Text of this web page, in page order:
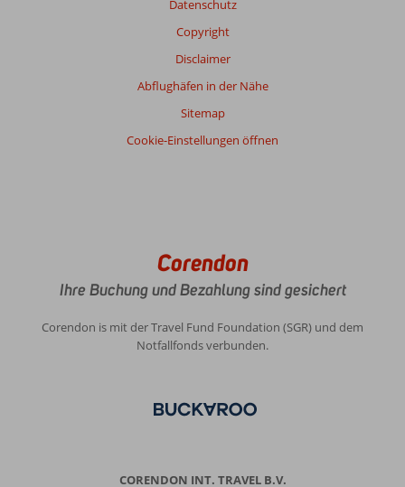
Datenschutz
Copyright
Disclaimer
Abflughäfen in der Nähe
Sitemap
Cookie-Einstellungen öffnen
Corendon
Ihre Buchung und Bezahlung sind gesichert
Corendon is mit der Travel Fund Foundation (SGR) und dem
Notfallfonds verbunden.
CORENDON INT. TRAVEL B.V.